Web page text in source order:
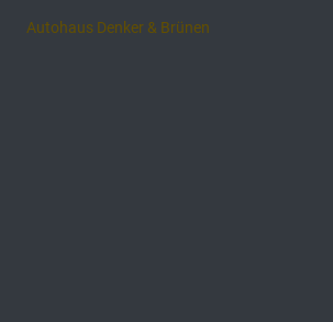
Autohaus Denker & Brünen